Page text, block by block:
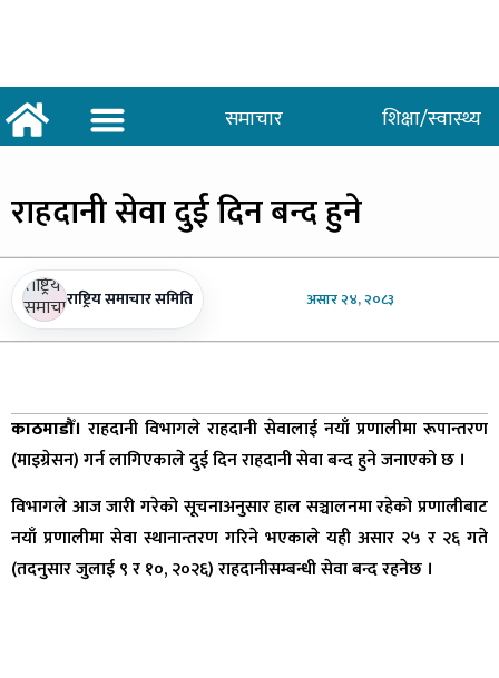
समाचार शिक्षा/स्वास्थ्य
राहदानीसेवा दुई दिन बन्द हुने
राष्ट्रिय समाचार समिति असार२४, २०८३
काठमाडौँ। राहदानी विभागले राहदानी सेवालाई नयाँ प्रणालीमा रूपान्तरण
(माइग्रेसन) गर्न लागिएकाले दुई दिन राहदानी सेवा बन्द हुने जनाएको छ ।
विभागले आज जारी गरेको सूचनाअनुसार हाल सञ्चालनमा रहेको प्रणालीबाट
नयाँ प्रणालीमा सेवा स्थानान्तरण गरिने भएकाले यही असार २५ र २६ गते
(तदनुसार जुलाई ९ र १०, २०२६) राहदानीसम्बन्धी सेवा बन्द रहनेछ ।